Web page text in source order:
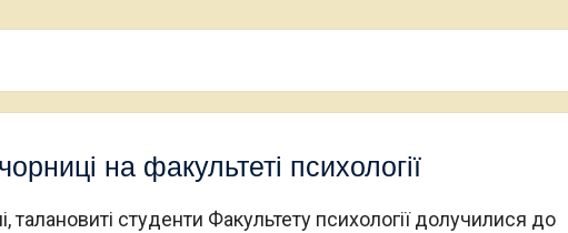
на факультеті психології
талановиті студенти Факультету психології долучилися до